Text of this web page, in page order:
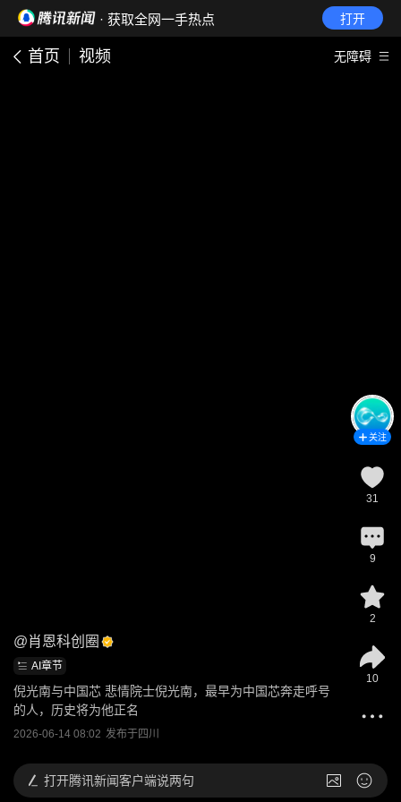
· 获取全网一手热点 打开
首页 视频 无障碍
@肖恩科创圈
AI章节
倪光南与中国芯 悲情院士倪光南，最早为中国芯奔走呼号
的人，历史将为他正名
2026-06-14 08:02 发布于四川
关注
31
9
2
10
打开腾讯新闻客户端说两句